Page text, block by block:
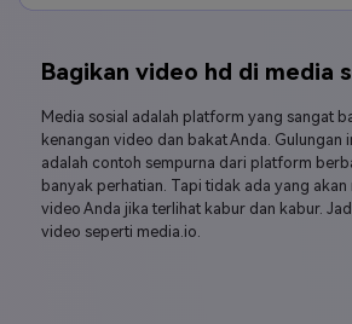
Pratinjau detail video yang
Meningkatkan resolusi video Anda akan
lebih tajam dan jernih. Untuk alasan ini,
meningkatkan skala video Anda untuk
menyoroti detail yang lebih halus. Video 4k
untuk ditonton daripada video 720p.